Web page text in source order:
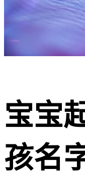
宝宝
孩名